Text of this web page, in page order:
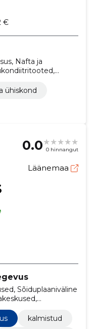
€
Nafta ja
Uurimis- ja
Uurimis- ja
ühiskond
0.0 0 hinnangut
Läänemaa
Sõiduplaaniväline
Keskkonnamõju
ja
seotud
kalmistud